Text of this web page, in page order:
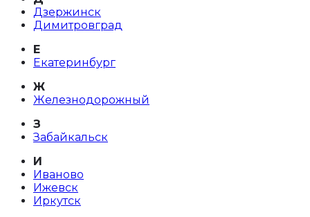
Дзержинск
Димитровград
Е
Екатеринбург
Ж
Железнодорожный
З
Забайкальск
И
Иваново
Ижевск
Иркутск